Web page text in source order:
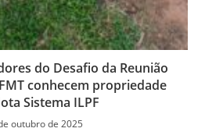
do Desafio da Reunião
conhecem propriedade
Sistema ILPF
outubro de 2025